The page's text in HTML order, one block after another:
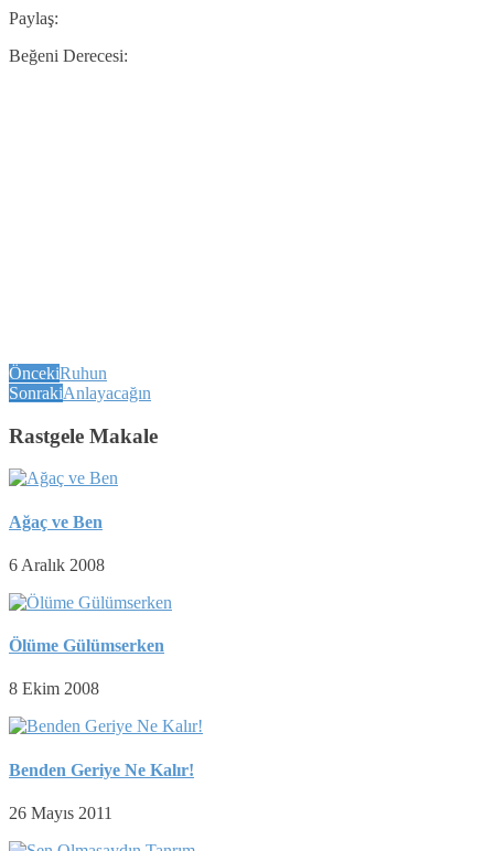
Paylaş:
Beğeni Derecesi:
ÖncekiRuhun
SonrakiAnlayacağın
Rastgele Makale
Ağaç ve Ben
6 Aralık 2008
Ölüme Gülümserken
8 Ekim 2008
Benden Geriye Ne Kalır!
26 Mayıs 2011